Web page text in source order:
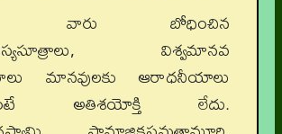
వారు బోధించిన
విశ్వమానవ
మానవులకు ఆరాధనీయాలు
అతిశయోక్తి లేదు.